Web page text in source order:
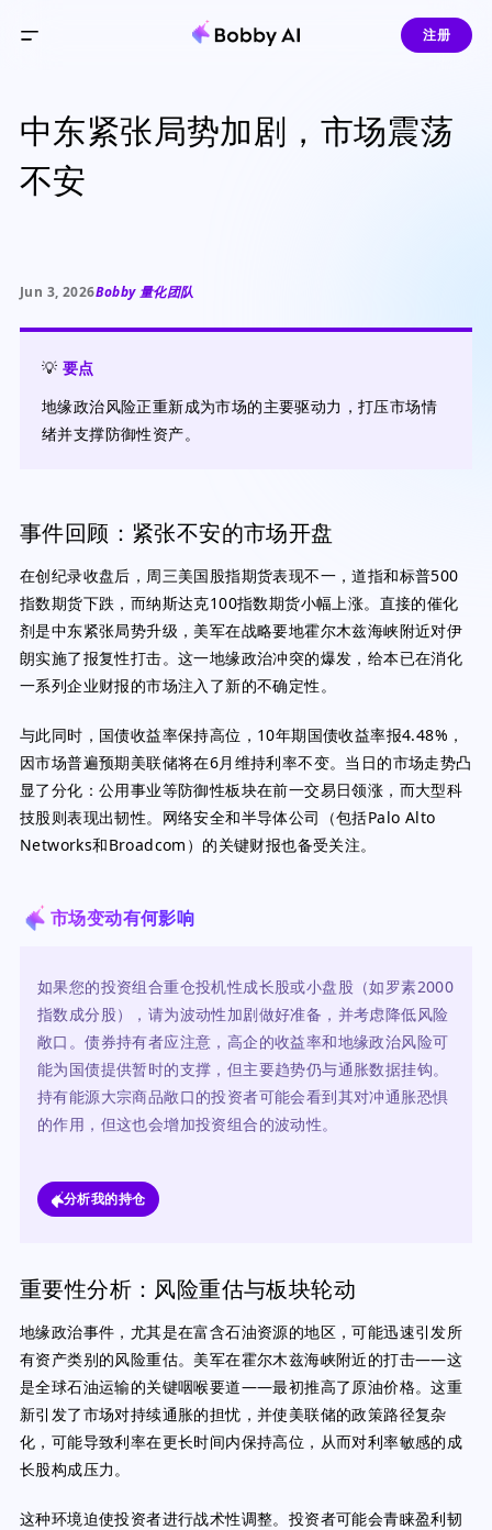
注册
中东紧张局势加剧，市场震荡
不安
Jun 3, 2026Bobby 量化团队
💡 要点
地缘政治风险正重新成为市场的主要驱动力，打压市场情
绪并支撑防御性资产。
事件回顾：紧张不安的市场开盘
在创纪录收盘后，周三美国股指期货表现不一，道指和标普500
指数期货下跌，而纳斯达克100指数期货小幅上涨。直接的催化
剂是中东紧张局势升级，美军在战略要地霍尔木兹海峡附近对伊
朗实施了报复性打击。这一地缘政治冲突的爆发，给本已在消化
一系列企业财报的市场注入了新的不确定性。
与此同时，国债收益率保持高位，10年期国债收益率报4.48%，
因市场普遍预期美联储将在6月维持利率不变。当日的市场走势凸
显了分化：公用事业等防御性板块在前一交易日领涨，而大型科
技股则表现出韧性。网络安全和半导体公司（包括Palo Alto
Networks和Broadcom）的关键财报也备受关注。
市场变动有何影响
如果您的投资组合重仓投机性成长股或小盘股（如罗素2000
指数成分股），请为波动性加剧做好准备，并考虑降低风险
敞口。债券持有者应注意，高企的收益率和地缘政治风险可
能为国债提供暂时的支撑，但主要趋势仍与通胀数据挂钩。
持有能源大宗商品敞口的投资者可能会看到其对冲通胀恐惧
的作用，但这也会增加投资组合的波动性。
分析我的持仓
重要性分析：风险重估与板块轮动
地缘政治事件，尤其是在富含石油资源的地区，可能迅速引发所
有资产类别的风险重估。美军在霍尔木兹海峡附近的打击——这
是全球石油运输的关键咽喉要道——最初推高了原油价格。这重
新引发了市场对持续通胀的担忧，并使美联储的政策路径复杂
化，可能导致利率在更长时间内保持高位，从而对利率敏感的成
长股构成压力。
这种环境迫使投资者进行战术性调整。投资者可能会青睐盈利韧